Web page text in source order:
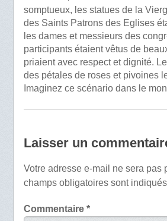
somptueux, les statues de la
des Saints Patrons des Eglises
les dames et messieurs des
participants étaient vêtus de
priaient avec respect et dignité.
des pétales de roses et pivoines
Imaginez ce scénario dans le
Laisser un
Votre adresse e-mail ne sera pas
champs obligatoires sont
Commentaire *